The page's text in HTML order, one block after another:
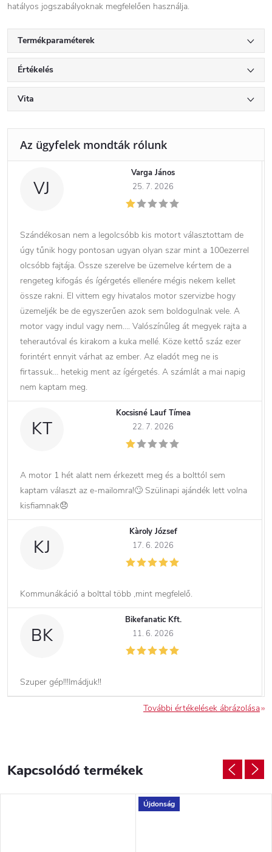
hatályos jogszabályoknak megfelelően használja.
Termékparaméterek
Értékelés
Vita
VJ
Varga János
25. 7. 2026
Szándékosan nem a legolcsóbb kis motort választottam de
úgy tűnik hogy pontosan ugyan olyan szar mint a 100ezerrel
olcsóbb fajtája. Össze szerelve be üzemelve kértem de a
rengeteg kifogás és ígérgetés ellenére mégis nekem kellet
össze rakni. El vittem egy hivatalos motor szervizbe hogy
üzemeljék be de egyszerűen azok sem boldogulnak vele. A
motor vagy indul vagy nem…. Valószínűleg át megyek rajta a
teherautóval és kirakom a kuka mellé. Köze kettő száz ezer
forintért ennyit várhat az ember. Az eladót meg ne is
firtassuk… hetekig ment az ígérgetés. A számlát a mai napig
nem kaptam meg.
KT
Kocsisné Lauf Tímea
22. 7. 2026
A motor 1 hét alatt nem érkezett meg és a bolttól sem
kaptam választ az e-mailomra!🙄 Szülinapi ajándék lett volna
kisfiamnak😞
KJ
Kàroly József
17. 6. 2026
Kommunákáció a bolttal több ,mint megfelelő.
BK
Bikefanatic Kft.
11. 6. 2026
Szuper gép!!!Imádjuk!!
További értékelések ábrázolása
Kapcsolódó termékek
Újdonság